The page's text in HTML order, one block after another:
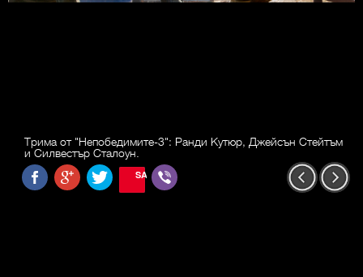
Трима от "Непобедимите-3": Ранди Кутюр, Джейсън Стейтъм
и Силвестър Сталоун.
SAVE